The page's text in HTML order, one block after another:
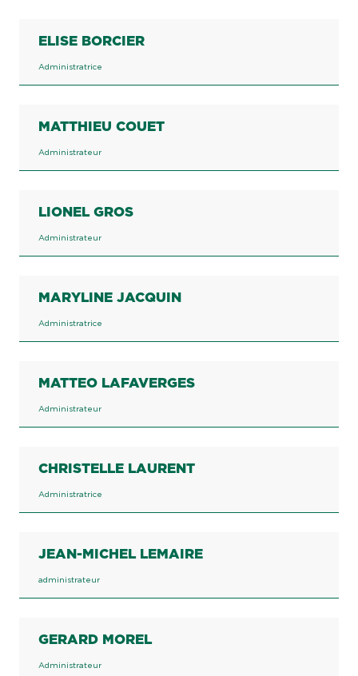
ELISE BORCIER
Administratrice
MATTHIEU COUET
Administrateur
LIONEL GROS
Administrateur
MARYLINE JACQUIN
Administratrice
MATTEO LAFAVERGES
Administrateur
CHRISTELLE LAURENT
Administratrice
JEAN-MICHEL LEMAIRE
administrateur
GERARD MOREL
Administrateur